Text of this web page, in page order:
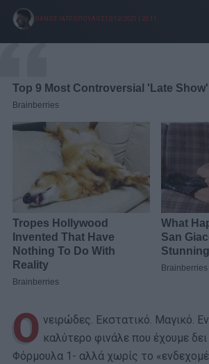
ΘΑΝΟΣ ΙΑΤΡΟΠΟΥΛΟΣ 12/12/2021 23:11
Ο νειρώδες. Εκστατικό. Μαγικό.
καλύτερο φινάλε που έχουμε
Φόρμουλα 1- αλλά χωρίς το